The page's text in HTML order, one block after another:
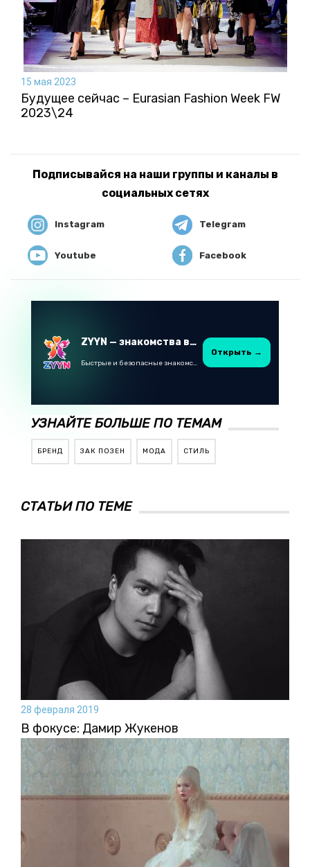
15 мая 2023
Будущее сейчас – Eurasian Fashion Week FW
2023\24
Подписывайся на наши группы и каналы в
социальных сетях
Instagram Telegram
Youtube Facebook
ZYYN — знакомства в Казахстане
Быстрые и безопасные знакомства в Telegram
Открыть →
УЗНАЙТЕ БОЛЬШЕ ПО ТЕМАМ
БРЕНД ЗАК ПОЗЕН МОДА СТИЛЬ
СТАТЬИ ПО ТЕМЕ
28 февраля 2019
В фокусе: Дамир Жукенов